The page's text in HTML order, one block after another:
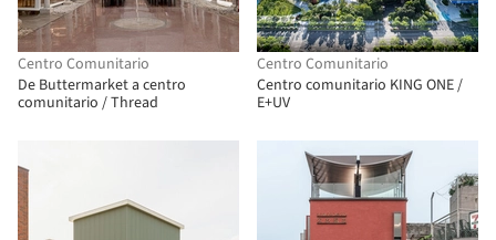
Centro Comunitario
De Buttermarket a centro
comunitario / Thread
Centro Comunitario
Centro comunitario KING ONE /
E+UV